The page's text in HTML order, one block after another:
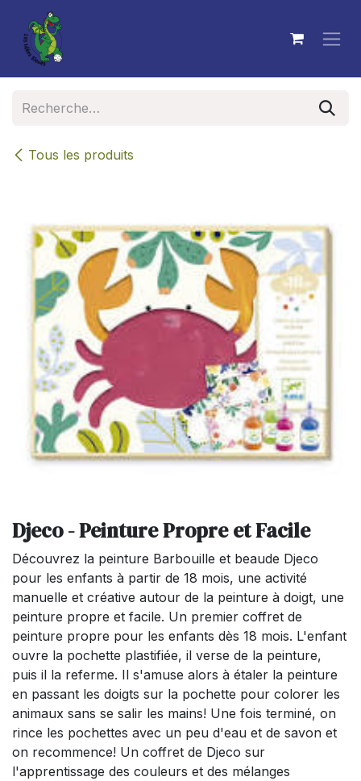
Se rendre au contenu
Tous les produits
Djeco - Peinture Propre et Facile
Découvrez la peinture Barbouille et beaude Djeco
pour les enfants à partir de 18 mois, une activité
manuelle et créative autour de la peinture à doigt, une
peinture propre et facile. Un premier coffret de
peinture propre pour les enfants dès 18 mois. L'enfant
ouvre la pochette plastifiée, il verse de la peinture,
puis il la referme. Il s'amuse alors à étaler la peinture
en passant les doigts sur la pochette pour colorer les
animaux sans se salir les mains! Une fois terminé, on
rince les pochettes avec un peu d'eau et de savon et
on recommence! Un coffret de Djeco sur
l'apprentissage des couleurs et des mélanges